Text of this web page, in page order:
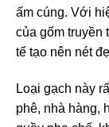
ấm cúng. Với
của gốm truyền
tế tạo nên nét
Loại gạch này
phê, nhà hàng,